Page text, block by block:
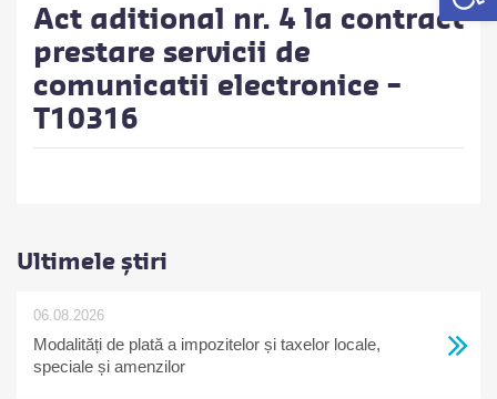
Act aditional nr. 4 la contract
prestare servicii de
comunicatii electronice –
T10316
Ultimele știri
06.08.2026
Modalități de plată a impozitelor și taxelor locale,
speciale și amenzilor